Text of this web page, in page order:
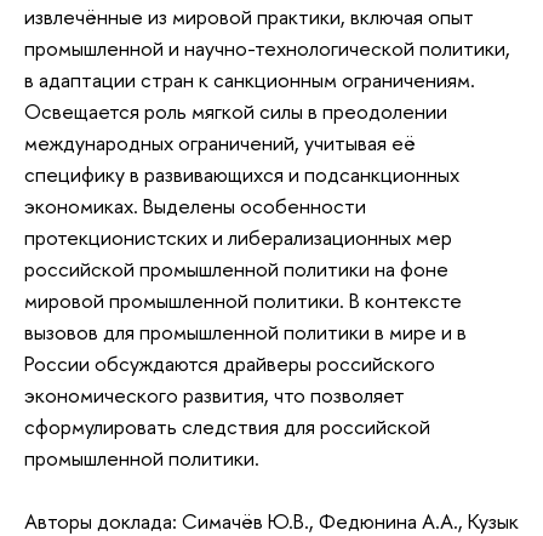
извлечённые из мировой практики, включая опыт
промышленной и научно-технологической политики,
в адаптации стран к санкционным ограничениям.
Освещается роль мягкой силы в преодолении
международных ограничений, учитывая её
специфику в развивающихся и подсанкционных
экономиках. Выделены особенности
протекционистских и либерализационных мер
российской промышленной политики на фоне
мировой промышленной политики. В контексте
вызовов для промышленной политики в мире и в
России обсуждаются драйверы российского
экономического развития, что позволяет
сформулировать следствия для российской
промышленной политики.
Авторы доклада: Симачёв Ю.В., Федюнина А.А., Кузык